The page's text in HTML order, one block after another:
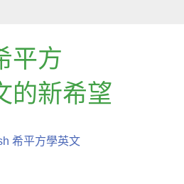
平方
的新希望
希平方學英文